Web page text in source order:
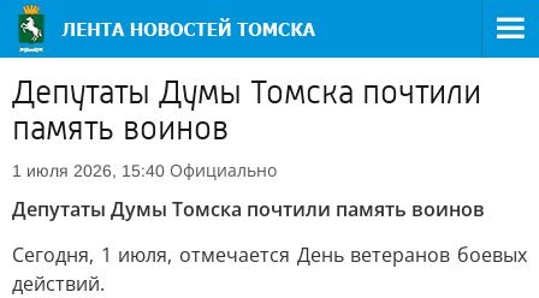
Депутаты Думы Томска почтили
память воинов
1 июля 2026, 15:40 Официально
Депутаты Думы Томска почтили память воинов
Сегодня, 1 июля, отмечается День ветеранов боевых
действий.